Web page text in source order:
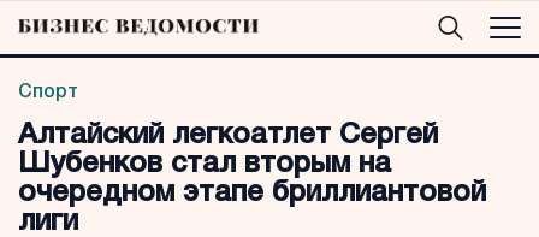
Спорт
Алтайский легкоатлет Сергей
Шубенков стал вторым на
очередном этапе бриллиантовой
лиги